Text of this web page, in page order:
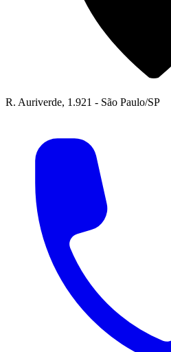
R. Auriverde, 1.921 - São Paulo/SP